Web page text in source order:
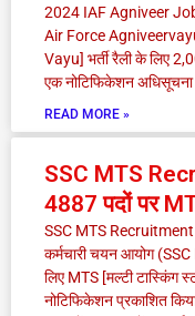
2024 IAF Agniveer
Air Force
Vayu] भर्ती रैली के लिए
एक नोटिफिकेशन अधिसूचना
READ MORE »
SSC MTS
4887 पदों पर
SSC MTS
कर्मचारी चयन आयोग
लिए MTS [मल्टी टास्किंग
नोटिफिकेशन प्रकाशित